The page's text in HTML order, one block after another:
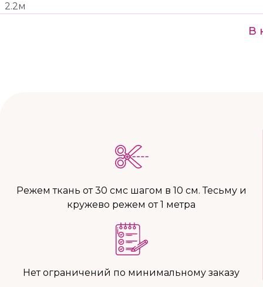
2.2м
В
Режем ткань от 30 смс шагом в 10 см. Тесьму и
кружево режем от 1 метра
Нет ограничений по минимальному заказу